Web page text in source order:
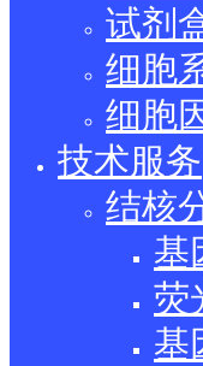
试剂
细胞
细胞
技术服务
结核
基
荧
基